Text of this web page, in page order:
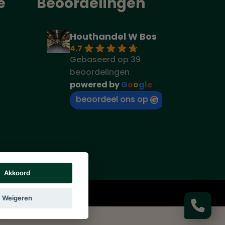
Houthandel W Bos
4.7
Gebaseerd op 39
beoordelingen
powered byGoogle
beoordeel ons op
vermeld.
Akkoord
Weigeren